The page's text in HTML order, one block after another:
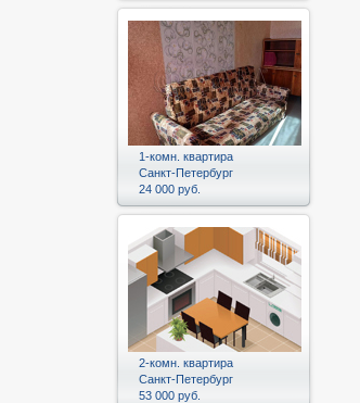
1-комн. квартира
Санкт-Петербург
24 000 руб.
2-комн. квартира
Санкт-Петербург
53 000 руб.